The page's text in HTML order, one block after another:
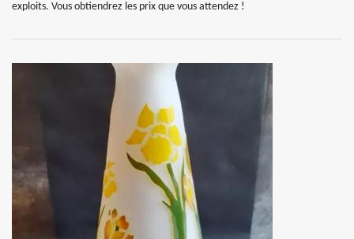
exploits. Vous obtiendrez les prix que vous attendez !